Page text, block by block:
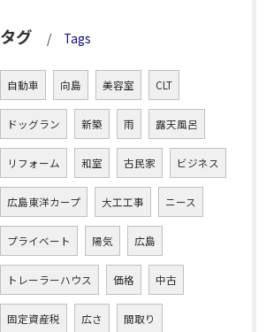
タグ Tags
自動車 向島 美容室 CLT
ドッグラン 新築 雨 露天風呂
リフォーム 和室 古民家 ビジネス
広島東洋カープ 大工工事 ニース
プライベート 陽気 広島
トレーラーハウス 価格 中古
固定資産税 広さ 間取り